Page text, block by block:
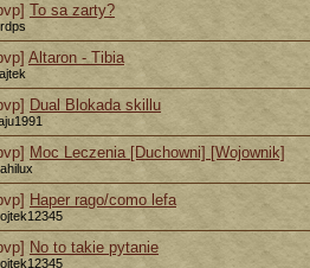
To sa zarty?
Altaron - Tibia
Dual Blokada skillu
Moc Leczenia [Duchowni] [Wojownik]
Haper rago/como lefa
No to takie pytanie